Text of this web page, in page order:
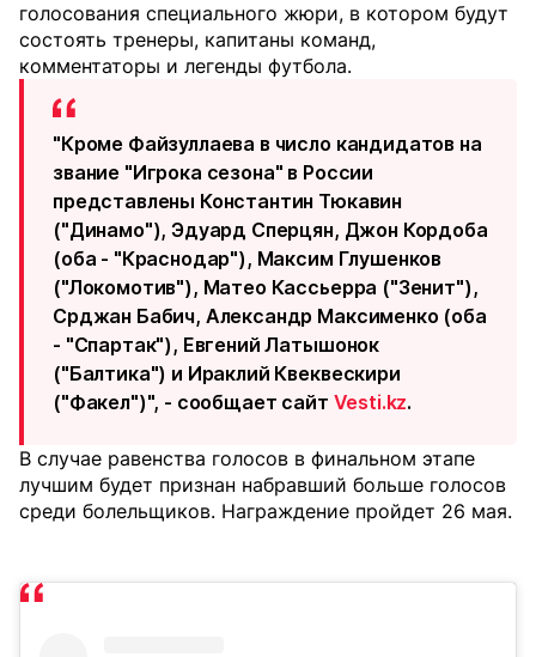
голосования специального жюри, в котором будут
состоять тренеры, капитаны команд,
комментаторы и легенды футбола.
"Кроме Файзуллаева в число кандидатов на
звание "Игрока сезона" в России
представлены Константин Тюкавин
("Динамо"), Эдуард Сперцян, Джон Кордоба
(оба - "Краснодар"), Максим Глушенков
("Локомотив"), Матео Кассьерра ("Зенит"),
Срджан Бабич, Александр Максименко (оба
- "Спартак"), Евгений Латышонок
("Балтика") и Ираклий Квеквескири
("Факел")", - сообщает сайт Vesti.kz.
В случае равенства голосов в финальном этапе
лучшим будет признан набравший больше голосов
среди болельщиков. Награждение пройдет 26 мая.